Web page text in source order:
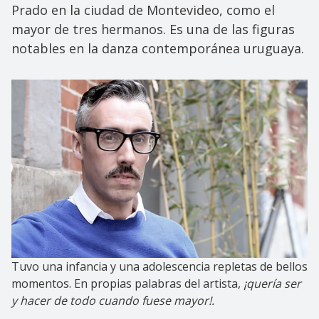
Prado en la ciudad de Montevideo, como el
mayor de tres hermanos. Es una de las figuras
notables en la danza contemporánea uruguaya.
Tuvo una infancia y una adolescencia repletas de bellos
momentos. En propias palabras del artista, ¡quería ser
y hacer de todo cuando fuese mayor!.